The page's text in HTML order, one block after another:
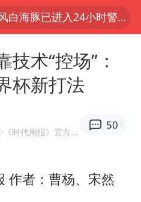
台风白海豚已进入24小时警戒线
禁令驱动有色板块大涨
术“控场”：
杯新打法
·《时代周报》官方网易号
50
作者：曹杨、宋然